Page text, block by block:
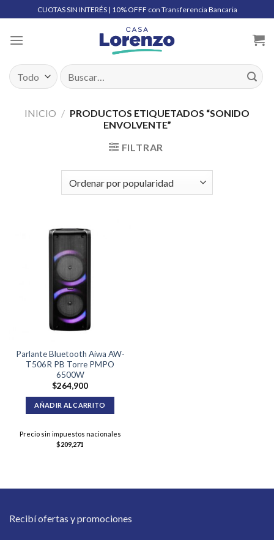
to
content
CUOTAS SIN INTERÉS | 10% OFFF con Transferencia Bancaria
Buscar
por:
INICIO / PRODUCTOS ETIQUETADOS “SONIDO
ENVOLVENTE”
FILTRAR
Parlante Bluetooth Aiwa AW-
T506R PB Torre PMPO
6500W
$264,900
AÑADIR AL CARRITO
Precio sin impuestos nacionales
$209,271
Recibí ofertas y promociones